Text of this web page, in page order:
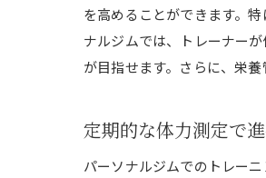
を高めることができます。
ナルジムでは、トレーナー
が目指せます。さらに、栄
定期的な体力測定で
パーソナルジムでのトレー